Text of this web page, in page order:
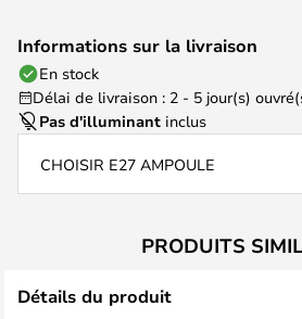
Informations sur la livraison
En stock
Délai de livraison : 2 - 5 jour(s)
Pas d'illuminant inclus
CHOISIR E27 AMPOULE
PRODUITS
Détails du produit